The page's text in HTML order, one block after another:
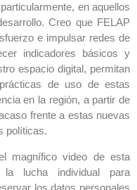
en aquellos
Creo que FELAP
e impulsar redes de
indicadores básicos y
espacio digital, permitan
de uso de estas
en la región, a partir de
frente a estas nuevas
políticas.
magnífico video de esta
la lucha individual para
los datos personales